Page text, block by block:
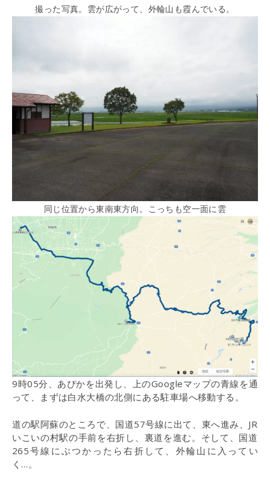
撮った写真。雲が広がって、外輪山も霞んでいる。
同じ位置から東南東方向。こっちも空一面に雲
9時05分、あぴかを出発し、上のGoogleマップの青線を通
って、まずは白水大橋の北側にある駐車場へ移動する。
道の駅阿蘇のところで、国道57号線に出て、東へ進み、JR
いこいの村駅の手前を右折し、裏道を進む。そして、国道
265号線にぶつかったら右折して、外輪山に入ってい
く…。